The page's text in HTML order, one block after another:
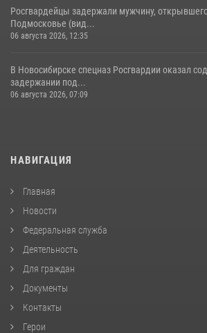
Росгвардейцы задержали мужчину,
Подмосковье (вид...
06 августа 2026, 12:35
В Новосибирске спецназ Росгвардии оказал
задержании под...
06 августа 2026, 07:09
НАВИГАЦИЯ
Главная
Новости
Федеральная служба
Деятельность
Для граждан
Документы
Контакты
Герои